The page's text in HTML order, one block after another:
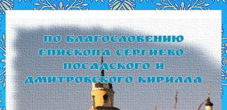
По благословению
Епископа Сергиево-
Посадского и
Дмитровского Кирилла